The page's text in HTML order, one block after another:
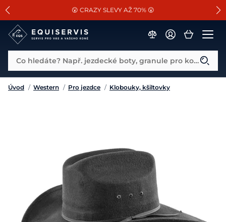
SLEVA 13% na vše od Cassini!
😮 CRAZY SLEVY AŽ 70% 😮
📐Pasování a doplňky k vybraným sedlům ZDARMA 🐴
Co hledáte? Např. jezdecké boty, granule pro koně...
Úvod / Western / Pro jezdce / Klobouky, kšiltovky